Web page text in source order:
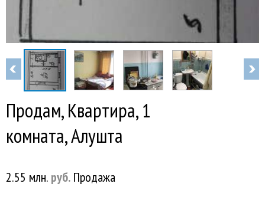
Продам, Квартира, 1
комната, Алушта
2.55 млн. руб. Продажа